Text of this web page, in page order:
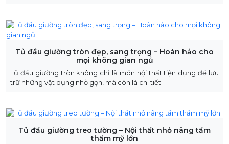
Tủ đầu giường tròn đẹp, sang trọng – Hoàn hảo cho
mọi không gian ngủ
Tủ đầu giường tròn không chỉ là món nội thất tiện dụng để lưu
trữ những vật dụng nhỏ gọn, mà còn là chi tiết
Tủ đầu giường treo tường – Nội thất nhỏ nâng tầm
thẩm mỹ lớn